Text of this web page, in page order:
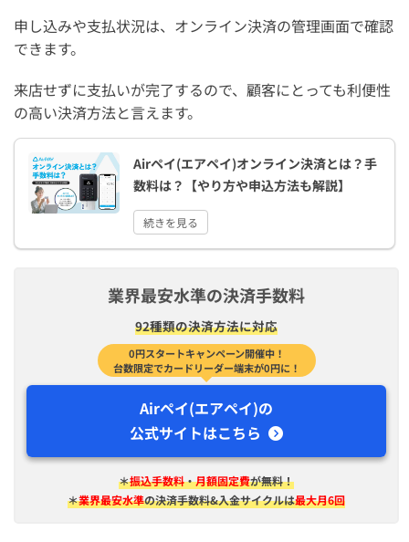
申し込みや支払状況は、オンライン決済の管理画面で確認
できます。
来店せずに支払いが完了するので、顧客にとっても利便性
の高い決済方法と言えます。
Airペイ(エアペイ)オンライン決済とは？手
数料は？【やり方や申込方法も解説】
続きを見る
業界最安水準の決済手数料
92種類の決済方法に対応
0円スタートキャンペーン開催中！
台数限定でカードリーダー端末が0円に！
Airペイ(エアペイ)の
公式サイトはこちら
＊振込手数料・月額固定費が無料！
＊業界最安水準の決済手数料&入金サイクルは最大月6回